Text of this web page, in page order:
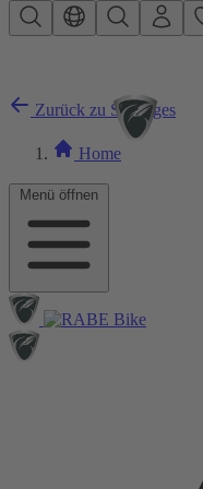
Zum Hauptinhalt springen
Menü öffnen
Zurück zu Sonstiges
Home